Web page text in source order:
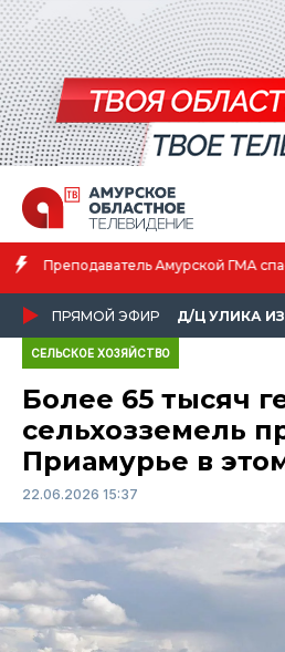
Амурская спортсменка выиграла
атлетике
ПРЯМОЙ ЭФИР Д/Ц УЛИКА
СЕЛЬСКОЕ ХОЗЯЙСТВО
Более 65 тысяч
сельхозземель
Приамурье в
22.06.2026 15:37